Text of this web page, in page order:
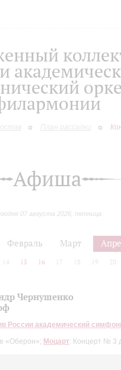
План рассадки
Афиша
07 августа 2026, пятница
Февраль Март
14 15 16 17 18 19 20
Чернушенко
России академический
«Оберон»; Моцарт: Концерт № 3